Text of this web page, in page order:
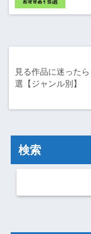
見る作品に迷った
選【ジャンル別】
検索